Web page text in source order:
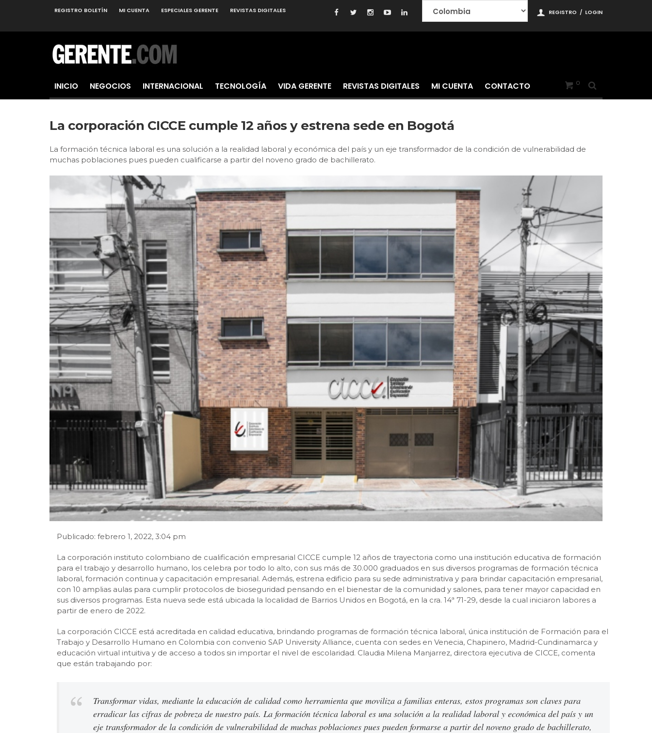
REGISTRO / LOGIN
REGISTRO BOLETÍN MI CUENTA ESPECIALES GERENTE REVISTAS DIGITALES
0
INICIO NEGOCIOS INTERNACIONAL TECNOLOGÍA VIDA GERENTE REVISTAS DIGITALES MI CUENTA CONTACTO
La corporación CICCE cumple 12 años y estrena sede en Bogotá
La formación técnica laboral es una solución a la realidad laboral y económica del país y un eje transformador de la condición de vulnerabilidad de
muchas poblaciones pues pueden cualificarse a partir del noveno grado de bachillerato.
Publicado: febrero 1, 2022, 3:04 pm
La corporación instituto colombiano de cualificación empresarial CICCE cumple 12 años de trayectoria como una institución educativa de formación
para el trabajo y desarrollo humano, los celebra por todo lo alto, con sus más de 30.000 graduados en sus diversos programas de formación técnica
laboral, formación continua y capacitación empresarial. Además, estrena edificio para su sede administrativa y para brindar capacitación empresarial,
con 10 amplias aulas para cumplir protocolos de bioseguridad pensando en el bienestar de la comunidad y salones, para tener mayor capacidad en
sus diversos programas. Esta nueva sede está ubicada la localidad de Barrios Unidos en Bogotá, en la cra. 14ª 71-29, desde la cual iniciaron labores a
partir de enero de 2022.
La corporación CICCE está acreditada en calidad educativa, brindando programas de formación técnica laboral, única institución de Formación para el
Trabajo y Desarrollo Humano en Colombia con convenio SAP University Alliance, cuenta con sedes en Venecia, Chapinero, Madrid-Cundinamarca y
educación virtual intuitiva y de acceso a todos sin importar el nivel de escolaridad. Claudia Milena Manjarrez, directora ejecutiva de CICCE, comenta
que están trabajando por:
Transformar vidas, mediante la educación de calidad como herramienta que moviliza a familias enteras, estos programas son claves para
erradicar las cifras de pobreza de nuestro país. La formación técnica laboral es una solución a la realidad laboral y económica del país y un
eje transformador de la condición de vulnerabilidad de muchas poblaciones pues pueden formarse a partir del noveno grado de bachillerato,